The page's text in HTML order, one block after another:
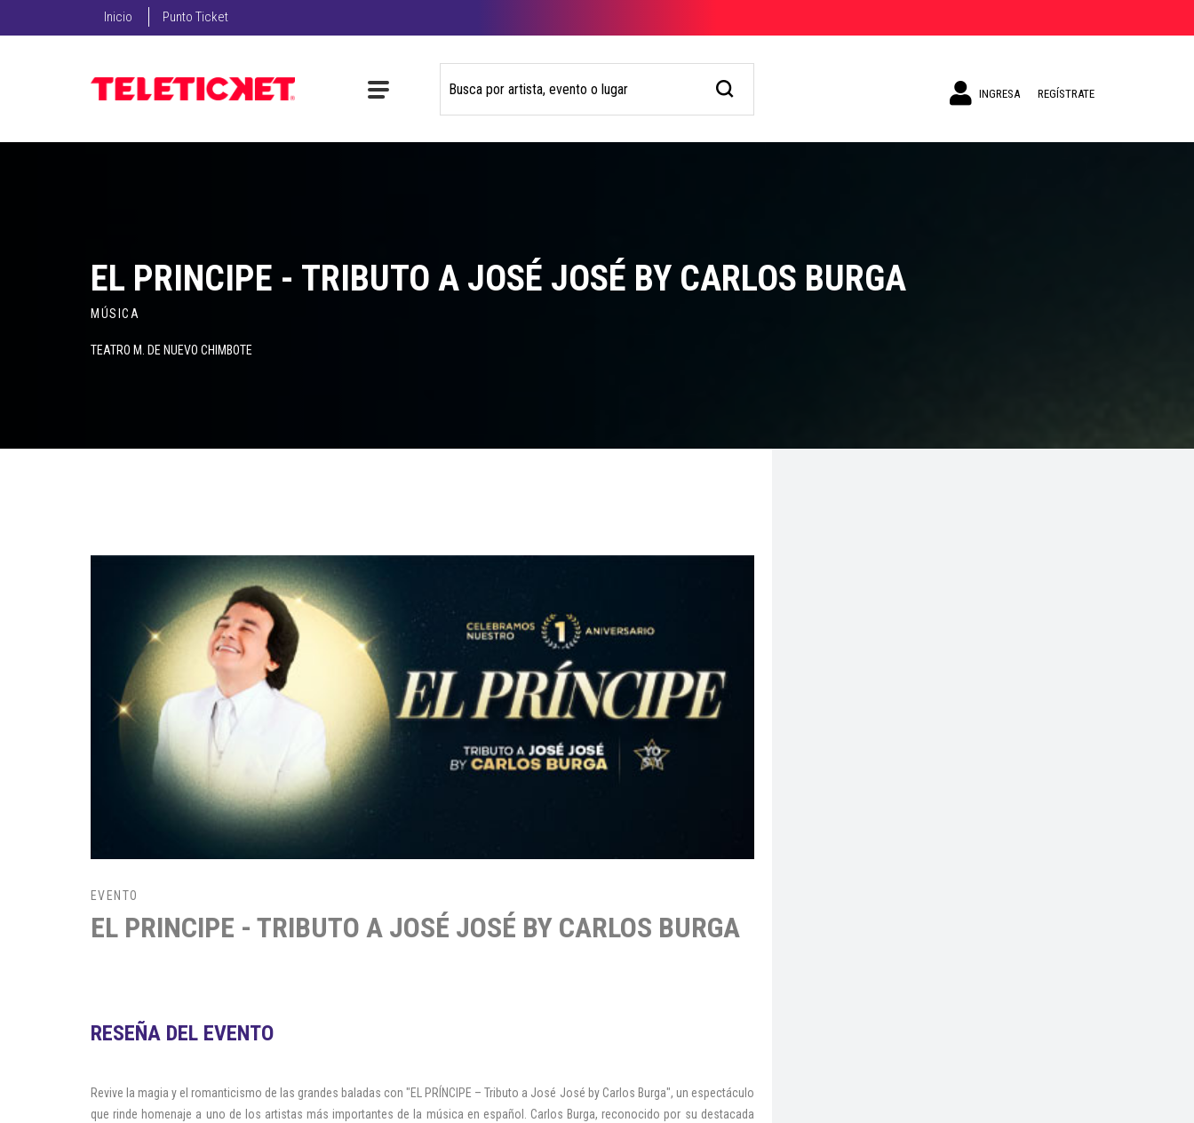
Inicio Punto Ticket
INGRESA REGÍSTRATE
EL PRINCIPE - TRIBUTO A JOSÉ JOSÉ BY CARLOS BURGA
MÚSICA
TEATRO M. DE NUEVO CHIMBOTE
EVENTO
EL PRINCIPE - TRIBUTO A JOSÉ JOSÉ BY CARLOS BURGA
RESEÑA DEL EVENTO
Revive la magia y el romanticismo de las grandes baladas con "EL PRÍNCIPE – Tributo a José José by Carlos Burga", un espectáculo
que rinde homenaje a uno de los artistas más importantes de la música en español. Carlos Burga, reconocido por su destacada